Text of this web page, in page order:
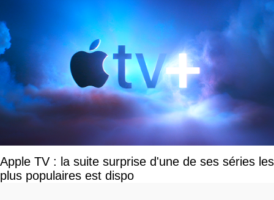
Apple TV : la suite surprise d'une de ses séries les
plus populaires est dispo